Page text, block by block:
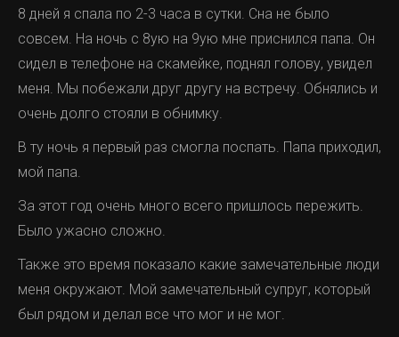
8 дней я спала по 2-3 часа в сутки. Сна не было
совсем. На ночь с 8ую на 9ую мне приснился папа. Он
сидел в телефоне на скамейке, поднял голову, увидел
меня. Мы побежали друг другу на встречу. Обнялись и
очень долго стояли в обнимку.
В ту ночь я первый раз смогла поспать. Папа приходил,
мой папа.
За этот год очень много всего пришлось пережить.
Было ужасно сложно.
Также это время показало какие замечательные люди
меня окружают. Мой замечательный супруг, который
был рядом и делал все что мог и не мог.